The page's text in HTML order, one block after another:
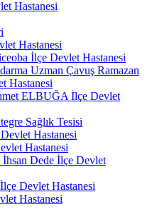
Hastanesi
Hastanesi
İlçe Devlet Hastanesi
Uzman Çavuş Ramazan
Hastanesi
ELBUĞA İlçe Devlet
Sağlık Tesisi
Hastanesi
Hastanesi
İhsan Dede İlçe Devlet
Devlet Hastanesi
Hastanesi